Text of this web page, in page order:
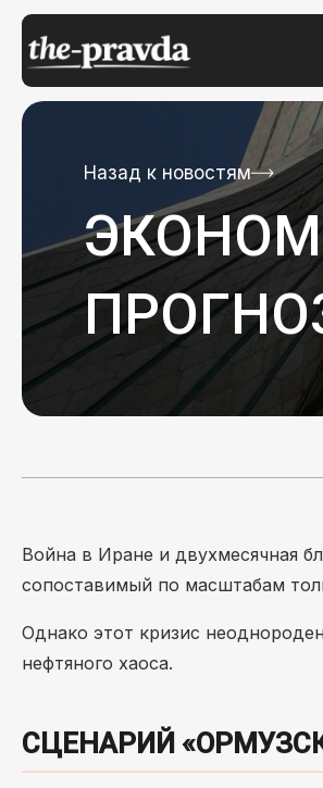
Назад к новостям
Война в Иране и двухмесячная
сопоставимый по масштабам
Однако этот кризис
нефтяного хаоса.
СЦЕНАРИЙ